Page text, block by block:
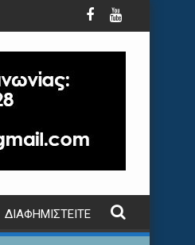
ΔΙΑΦΗΜΙΣΤΕΊΤΕ